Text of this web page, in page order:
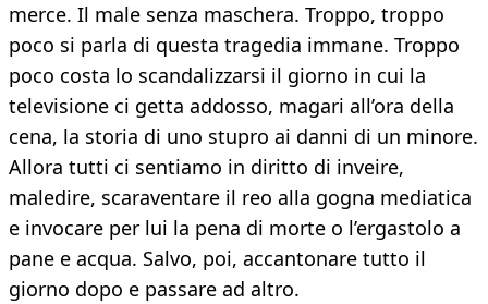
merce. Il male senza maschera. Troppo, troppo
poco si parla di questa tragedia immane. Troppo
poco costa lo scandalizzarsi il giorno in cui la
televisione ci getta addosso, magari all’ora della
cena, la storia di uno stupro ai danni di un minore.
Allora tutti ci sentiamo in diritto di inveire,
maledire, scaraventare il reo alla gogna mediatica
e invocare per lui la pena di morte o l’ergastolo a
pane e acqua. Salvo, poi, accantonare tutto il
giorno dopo e passare ad altro.